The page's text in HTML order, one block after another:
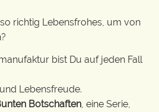
richtig Lebensfrohes, um von
bist Du auf jeden Fall
Lebensfreude.
Botschaften , eine Serie,